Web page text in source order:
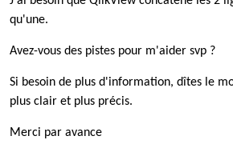
qu'une.
Avez-vous des pistes pour m'aider svp ?
Si besoin de plus d'information, dîtes le
plus clair et plus précis.
Merci par avance